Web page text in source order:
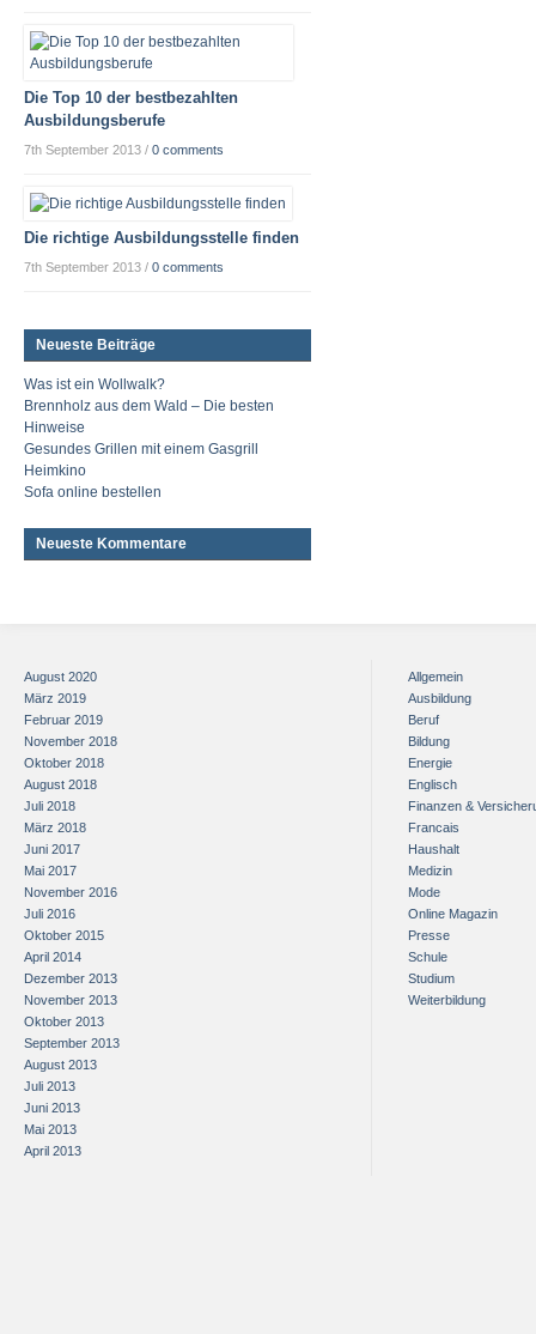
Die Top 10 der bestbezahlten
Ausbildungsberufe
7th September 2013 / 0 comments
Die richtige Ausbildungsstelle finden
7th September 2013 / 0 comments
Neueste Beiträge
Was ist ein Wollwalk?
Brennholz aus dem Wald – Die besten
Hinweise
Gesundes Grillen mit einem Gasgrill
Heimkino
Sofa online bestellen
Neueste Kommentare
August 2020
März 2019
Februar 2019
November 2018
Oktober 2018
August 2018
Juli 2018
März 2018
Juni 2017
Mai 2017
November 2016
Juli 2016
Oktober 2015
April 2014
Dezember 2013
November 2013
Oktober 2013
September 2013
August 2013
Juli 2013
Juni 2013
Mai 2013
April 2013
Allgemein
Ausbildung
Beruf
Bildung
Energie
Englisch
Finanzen &
Francais
Haushalt
Medizin
Mode
Online Magazin
Presse
Schule
Studium
Weiterbildung